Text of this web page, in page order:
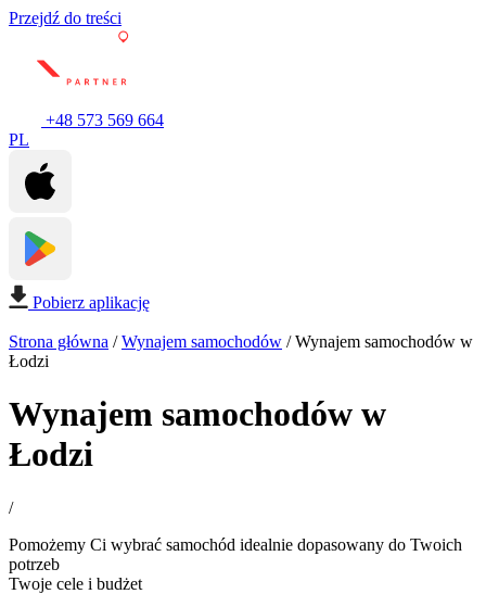
Przejdź do treści
+48 573 569 664
PL
Pobierz aplikację
Strona główna /Wynajem samochodów /Wynajem samochodów w
Łodzi
Wynajem samochodów w
Łodzi
/
Pomożemy Ci wybrać samochód idealnie dopasowany do Twoich
potrzeb
Twoje cele i budżet